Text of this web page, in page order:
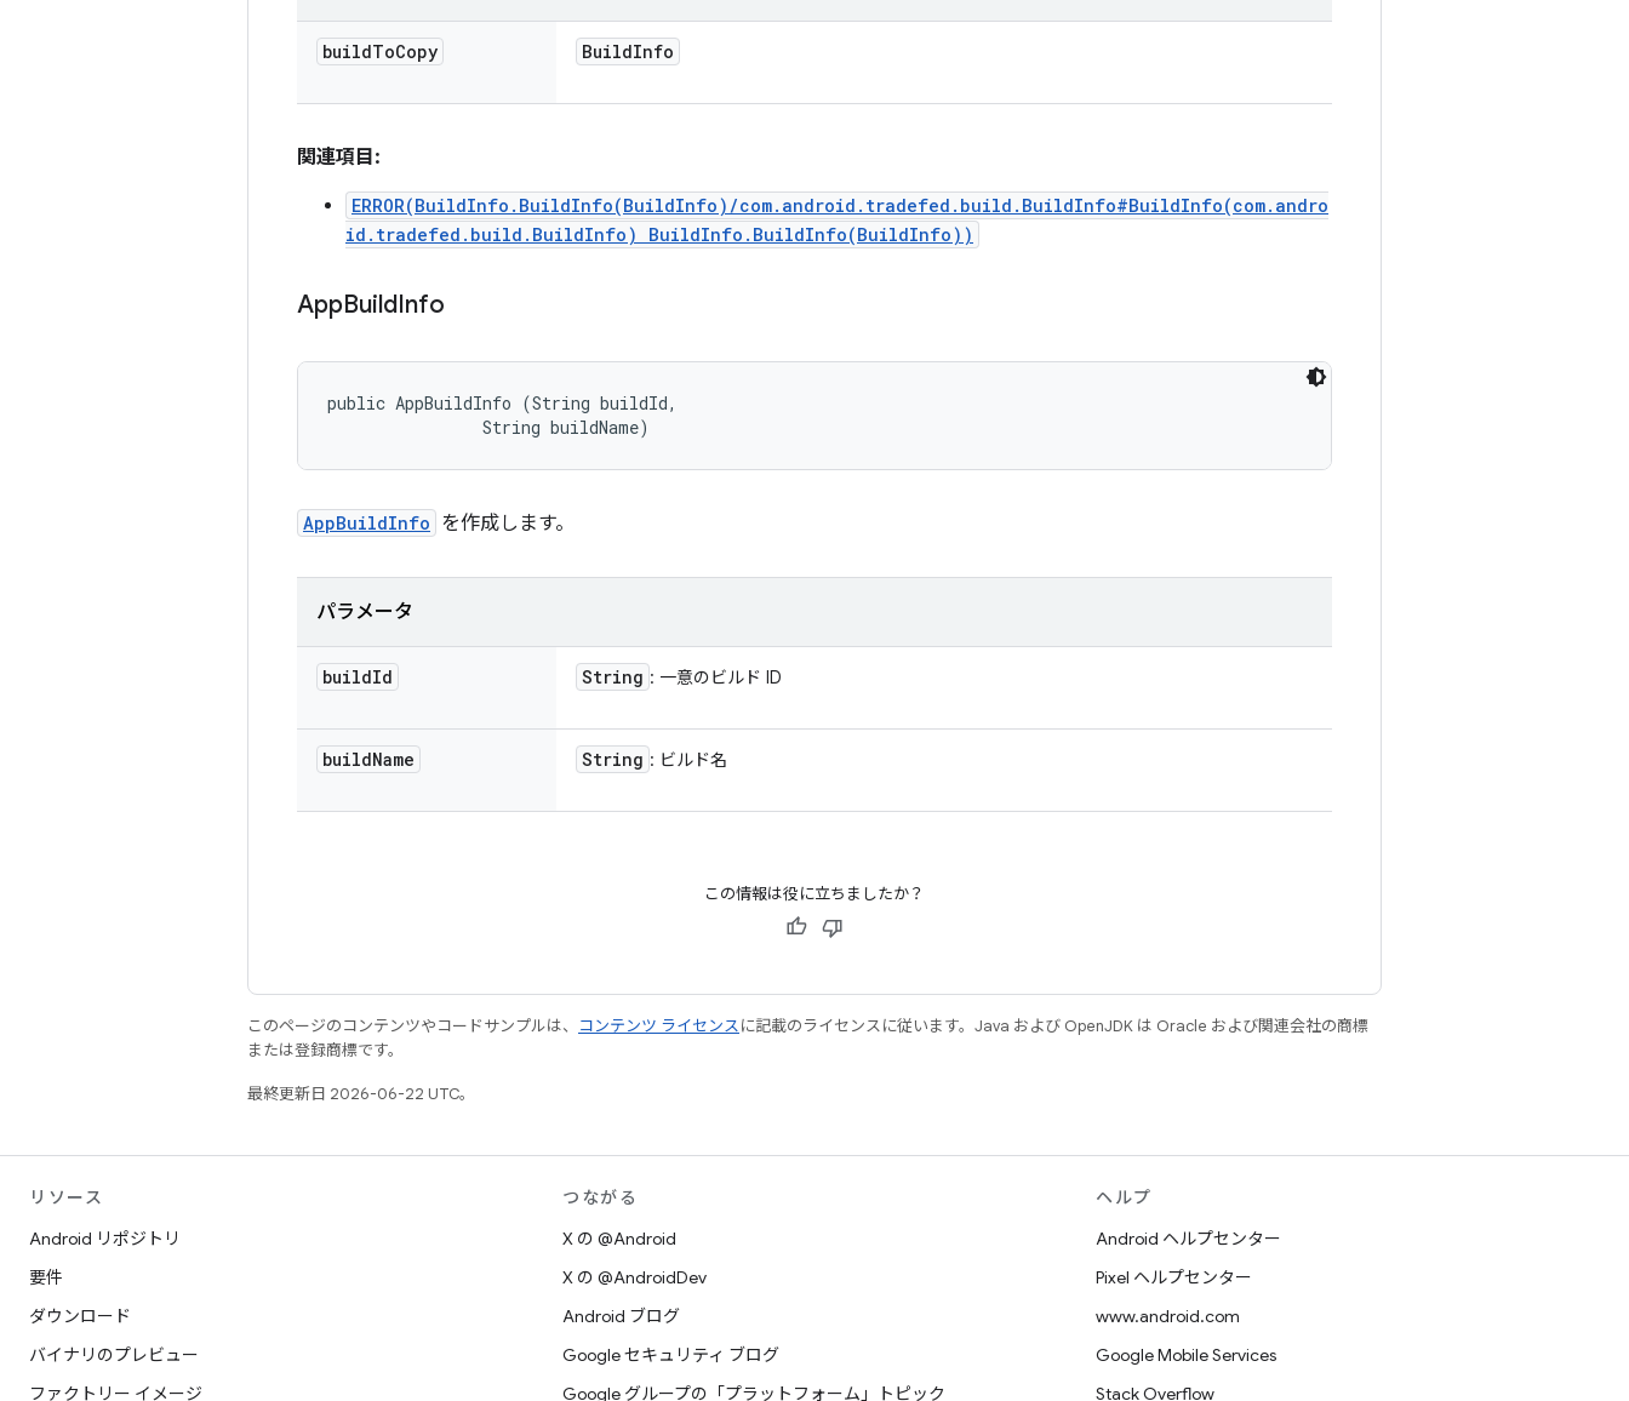
buildToCopy BuildInfo
関連項目:
ERROR(BuildInfo.BuildInfo(BuildInfo)/com.android.tradefed.build.BuildInfo#BuildInfo(com.andro
id.tradefed.build.BuildInfo) BuildInfo.BuildInfo(BuildInfo))
AppBuildInfo
public AppBuildInfo (String buildId,
                String buildName)
AppBuildInfo を作成します。
パラメータ
buildId String : 一意のビルド ID
buildName String : ビルド名
この情報は役に立ちましたか？
このページのコンテンツやコードサンプルは、 コンテンツ ライセンスに記載のライセンスに従います。Java および OpenJDK は Oracle および関連会社の商標
または登録商標です。
最終更新日 2026-06-22 UTC。
リソース
Android リポジトリ
要件
ダウンロード
バイナリのプレビュー
ファクトリー イメージ
つながる
X の @Android
X の @AndroidDev
Android ブログ
Google セキュリティ ブログ
Google グループの「プラットフォーム」トピック
ヘルプ
Android ヘルプセンター
Pixel ヘルプセンター
www.android.com
Google Mobile Services
Stack Overflow